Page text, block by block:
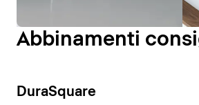
Abbinamenti
DuraSquare